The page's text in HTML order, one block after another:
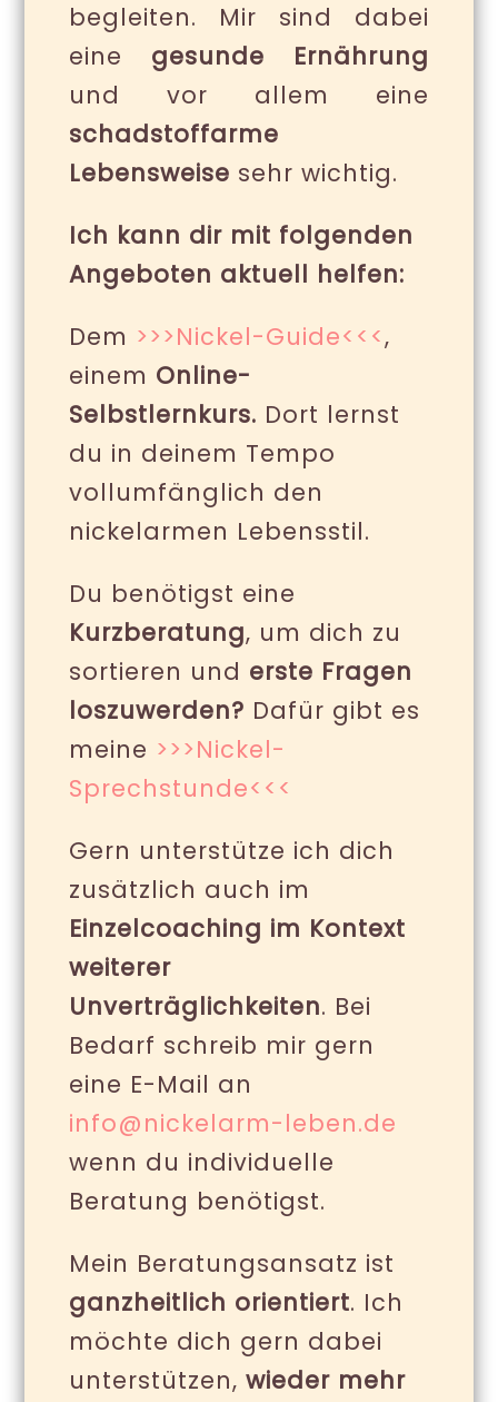
begleiten. Mir sind dabei
eine gesunde Ernährung
und vor allem eine
schadstoffarme
Lebensweise sehr wichtig.
Ich kann dir mit folgenden
Angeboten aktuell helfen:
Dem >>>Nickel-Guide<<<,
einem Online-
Selbstlernkurs. Dort lernst
du in deinem Tempo
vollumfänglich den
nickelarmen Lebensstil.
Du benötigst eine
Kurzberatung, um dich zu
sortieren und erste Fragen
loszuwerden? Dafür gibt es
meine >>>Nickel-
Sprechstunde<<<
Gern unterstütze ich dich
zusätzlich auch im
Einzelcoaching im Kontext
weiterer
Unverträglichkeiten. Bei
Bedarf schreib mir gern
eine E-Mail an
info@nickelarm-leben.de
wenn du individuelle
Beratung benötigst.
Mein Beratungsansatz ist
ganzheitlich orientiert. Ich
möchte dich gern dabei
unterstützen,wieder mehr